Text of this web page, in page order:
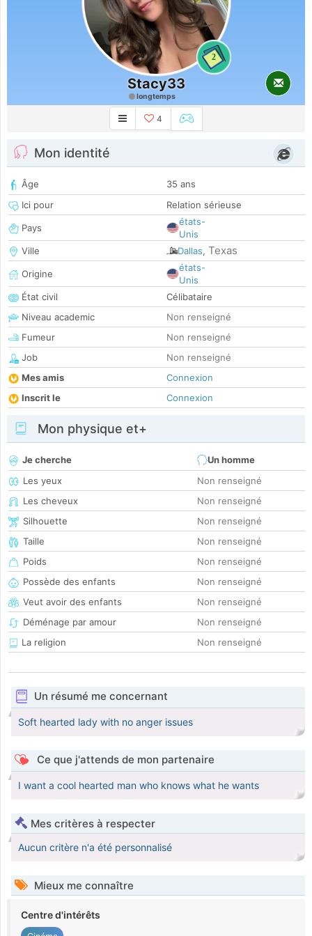
2
Stacy33
longtemps
4
Mon identité
Âge
35 ans
Ici pour
Relation sérieuse
Pays
états-
Unis
Ville
Dallas, Texas
Origine
états-
Unis
État civil
Célibataire
Niveau academic
Non renseigné
Fumeur
Non renseigné
Job
Non renseigné
Mes amis
Connexion
Inscrit le
Connexion
Mon physique et+
Je cherche
Un homme
Les yeux
Non renseigné
Les cheveux
Non renseigné
Silhouette
Non renseigné
Taille
Non renseigné
Poids
Non renseigné
Possède des enfants
Non renseigné
Veut avoir des enfants
Non renseigné
Déménage par amour
Non renseigné
La religion
Non renseigné
Un résumé me concernant
Soft hearted lady with no anger issues
Ce que j'attends de mon partenaire
I want a cool hearted man who knows what he wants
Mes critères à respecter
Aucun critère n'a été personnalisé
Mieux me connaître
Centre d'intérêts